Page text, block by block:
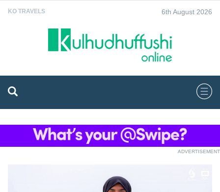
KO TRAVELS 6th August 2026
ADVERTISEMENT